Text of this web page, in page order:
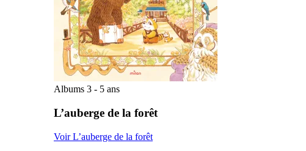
Albums 3 - 5 ans
L’auberge de la forêt
Voir L’auberge de la forêt